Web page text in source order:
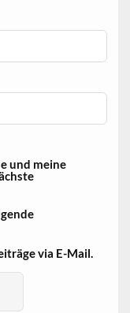
und meine
via E-Mail.